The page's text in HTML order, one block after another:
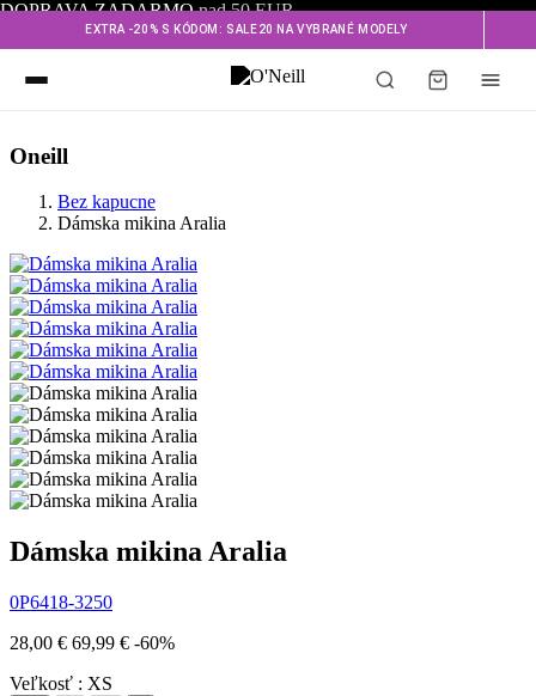
DOPRAVA ZADARMOnad 50 EUR
EXTRA -20% S KÓDOM: SALE20 NA VYBRANÉ MODELY
Oneill
Bez kapucne
Dámska mikina Aralia
Dámska mikina Aralia
0P6418-3250
28,00 € 69,99 € -60%
Veľkosť : XS